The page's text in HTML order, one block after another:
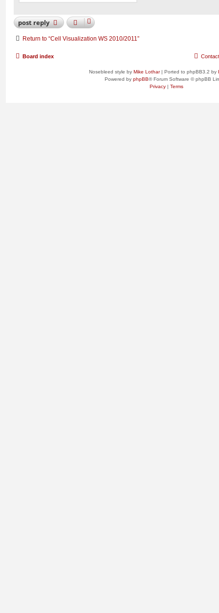
postreply
Return to “Cell Visualization WS 2010/2011”
Board index
Nosebleed style by Mike Lothar| Ported to phpBB3.2 by
Powered by phpBB® Forum Software © phpBB
Privacy | Terms